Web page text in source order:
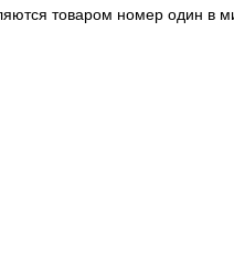
товаром номер один в